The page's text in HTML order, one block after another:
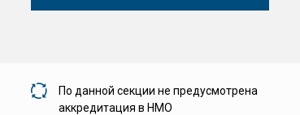
По данной секции не предусмотрена
аккредитация в НМО